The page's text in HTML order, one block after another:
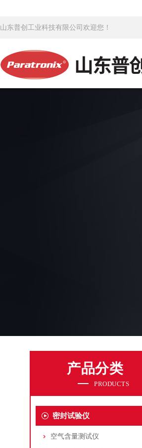
山东普创工业科技有限公司欢迎您！
产品分类
PRODUCTS
密封试验仪
空气含量测试仪